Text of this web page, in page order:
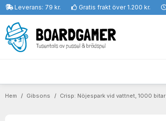
Leverans: 79 kr. Gratis frakt över 1.200 kr.
Hem Gibsons Crisp: Nöjespark vid vattnet, 1000 bitar